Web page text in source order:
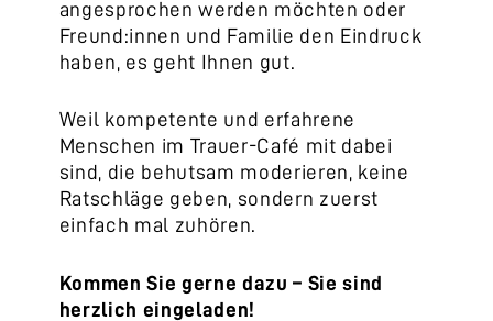
angesprochen werden möchten oder
Freund:innen und Familie den Eindruck
haben, es geht Ihnen gut.
Weil kompetente und erfahrene
Menschen im Trauer-Café mit dabei
sind, die behutsam moderieren, keine
Ratschläge geben, sondern zuerst
einfach mal zuhören.
Kommen Sie gerne dazu – Sie sind
herzlich eingeladen!